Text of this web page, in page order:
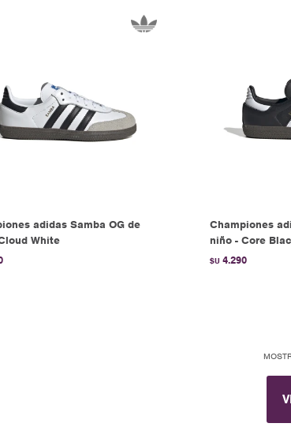
adidas Samba OG de
White
Championes
niño - Core
$U 4.290